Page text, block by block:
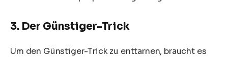
3. Der Günstiger-Trick
Um den Günstiger-Trick zu enttarnen, braucht es